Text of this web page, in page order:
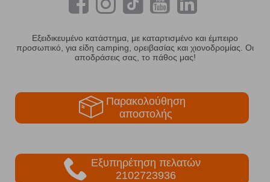
Εξειδικευμένο κατάστημα, με καταρτισμένο και έμπειρο
προσωπικό, για είδη camping, ορειβασίας και χιονοδρομίας. Οι
αποδράσεις σας, το πάθος μας!
Παρακολούθηση
αποστολής
Εξυπηρέτηση πελατών
2102723936